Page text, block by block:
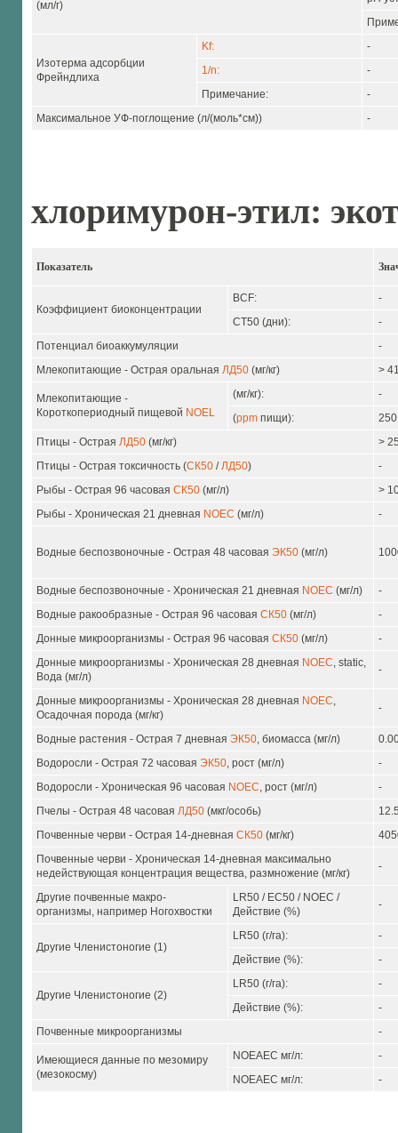
(мл/г)
Изотерма адсорбции
Фрейндлиха
Kf:
-
1/n:
-
Примечание:
-
Максимальное УФ-поглощение (л/(моль*см))
-
хлоримурон-этил:
Показатель
Коэффициент биоконцентрации
BCF:
-
CT50 (дни):
-
Потенциал биоаккумуляции
-
Млекопитающие - Острая оральная ЛД50 (мг/кг) >
Млекопитающие -
Короткопериодный пищевой NOEL
(мг/кг):
-
(ppm пищи):
250
Птицы - Острая ЛД50 (мг/кг)
>
Птицы - Острая токсичность (СК50 /ЛД50)
-
Рыбы - Острая 96 часовая СК50 (мг/л)
>
Рыбы - Хроническая 21 дневная NOEC (мг/л) -
Водные беспозвоночные - Острая 48 часовая ЭК50 (мг/л)
Водные беспозвоночные - Хроническая 21 дневная NOEC (мг/л)
-
Водные ракообразные - Острая 96 часовая СК50 (мг/л)
-
Донные микроорганизмы - Острая 96 часовая СК50 (мг/л)
-
Донные микроорганизмы - Хроническая 28 дневная NOEC, static,
Вода (мг/л)
-
Донные микроорганизмы - Хроническая 28 дневная NOEC,
Осадочная порода (мг/кг)
-
Водные растения - Острая 7 дневная ЭК50, биомасса (мг/л)
Водоросли - Острая 72 часовая ЭК50, рост (мг/л)
-
Водоросли - Хроническая 96 часовая NOEC, рост (мг/л)
-
Пчелы - Острая 48 часовая ЛД50 (мкг/особь)
Почвенные черви - Острая 14-дневная СК50 (мг/кг)
Почвенные черви - Хроническая 14-дневная максимально
недействующая концентрация вещества, размножение (мг/кг)
-
Другие почвенные макро-
организмы, например Ногохвостки
LR50 / EC50 / NOEC /
Действие (%)
-
Другие Членистоногие (1)
LR50 (г/га):
-
Действие (%):
-
Другие Членистоногие (2)
LR50 (г/га):
-
Действие (%):
-
Почвенные микроорганизмы
-
Имеющиеся данные по мезомиру
(мезокосму)
NOEAEC мг/л:
-
NOEAEC мг/л:
-